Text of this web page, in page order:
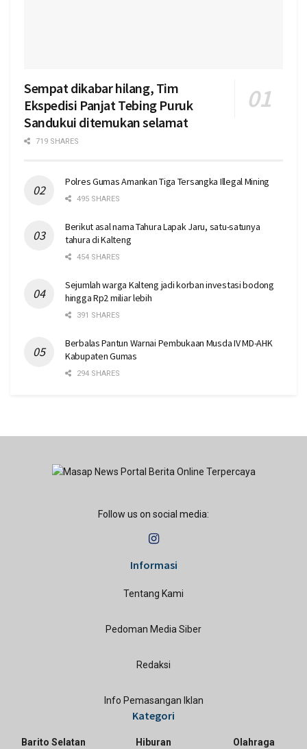
Sempat dikabar hilang, Tim
Ekspedisi Panjat Tebing Puruk
Sandukui ditemukan selamat
719 SHARES
Polres Gumas Amankan Tiga Tersangka Illegal Mining
495 SHARES
Berikut asal nama Tahura Lapak Jaru, satu-satunya
tahura di Kalteng
454 SHARES
Sejumlah warga Kalteng jadi korban investasi bodong
hingga Rp2 miliar lebih
391 SHARES
Berbalas Pantun Warnai Pembukaan Musda IV MD-AHK
Kabupaten Gumas
294 SHARES
Follow us on social media:
Informasi
Tentang Kami
Pedoman Media Siber
Redaksi
Info Pemasangan Iklan
Kategori
Barito Selatan Hiburan Olahraga